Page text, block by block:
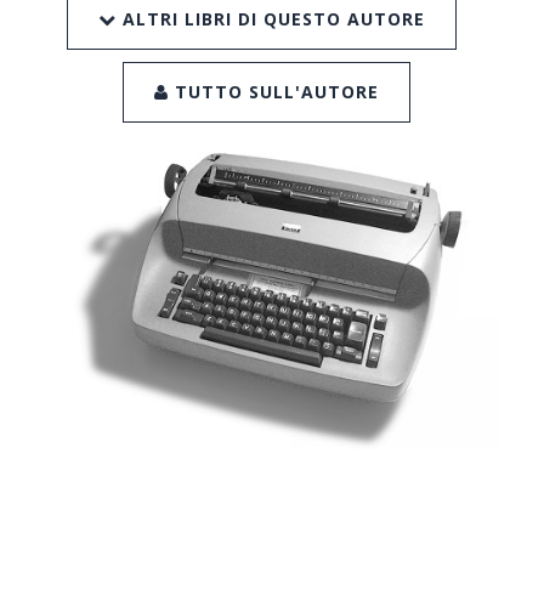
ALTRI LIBRI DI QUESTO AUTORE
TUTTO SULL'AUTORE